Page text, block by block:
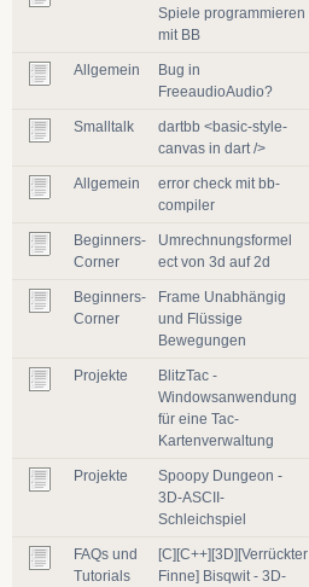
Spiele programmieren
mit BB
Allgemein
Bug in
FreeaudioAudio?
Smalltalk
dartbb <basic-style-
canvas in dart />
Allgemein
error check mit bb-
compiler
Beginners-
Corner
Umrechnungsformel
ect von 3d auf 2d
Beginners-
Corner
Frame Unabhängig
und Flüssige
Bewegungen
Projekte
BlitzTac -
Windowsanwendung
für eine Tac-
Kartenverwaltung
Projekte
Spoopy Dungeon -
3D-ASCII-
Schleichspiel
FAQs und
Tutorials
[C][C++][3D][Verrückter
Finne] Bisqwit - 3D-